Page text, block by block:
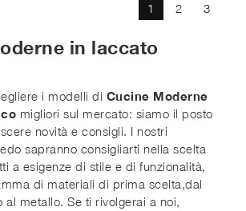
1 2 3
in laccato
i modelli di Cucine Moderne
migliori sul mercato: siamo il posto
novità e consigli. I nostri
sapranno consigliarti nella scelta
a esigenze di stile e di funzionalità,
di materiali di prima scelta,dal
al metallo. Se ti rivolgerai a noi,